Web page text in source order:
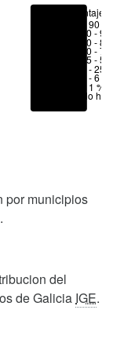
Porcentajes
> 90 %
80 -
70 -
50 -
25 -
6 - 25
1 - 6 %
< 1 %
No hay
por municipios
del
de Galicia IGE.